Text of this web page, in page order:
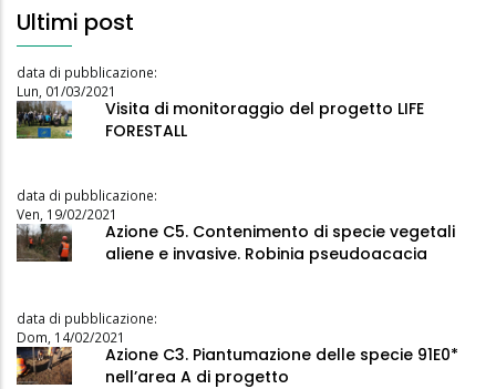
Ultimi post
data di pubblicazione:
Lun, 01/03/2021
Visita di monitoraggio del progetto LIFE
FORESTALL
data di pubblicazione:
Ven, 19/02/2021
Azione C5. Contenimento di specie vegetali
aliene e invasive. Robinia pseudoacacia
data di pubblicazione:
Dom, 14/02/2021
Azione C3. Piantumazione delle specie 91E0*
nell’area A di progetto